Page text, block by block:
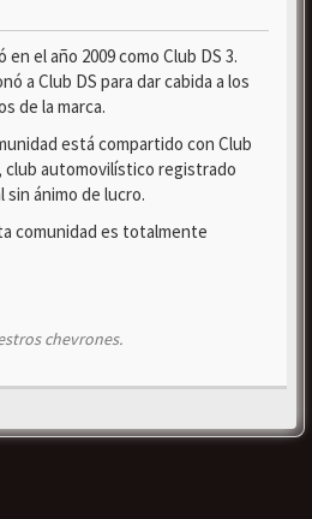
el año 2009 como Club DS 3.
a Club DS para dar cabida a los
de la marca.
está compartido con Club
club automovilístico registrado
sin ánimo de lucro.
comunidad es totalmente
chevrones.